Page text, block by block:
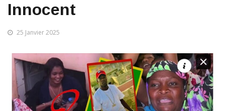
Innocent
25 Janvier 2025